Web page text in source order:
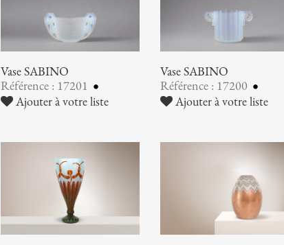
Vase SABINO
Référence : 17201
Ajouter à votre liste
Vase SABINO
Référence : 17200
Ajouter à votre liste